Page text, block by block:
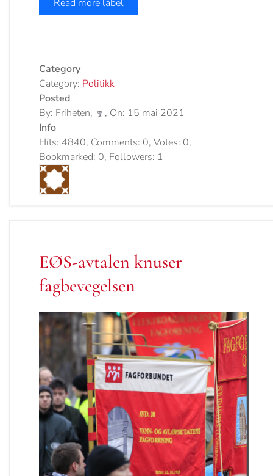
Read more label
Category
Category: Politikk
Posted
By: Friheten,
, On: 15 mai 2021
Info
Hits: 4840, Comments: 0, Votes: 0,
Bookmarked: 0, Followers: 1
EØS-avtalen knuser
fagbevegelsen